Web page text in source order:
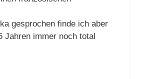
gesprochen finde ich aber
Jahren immer noch total